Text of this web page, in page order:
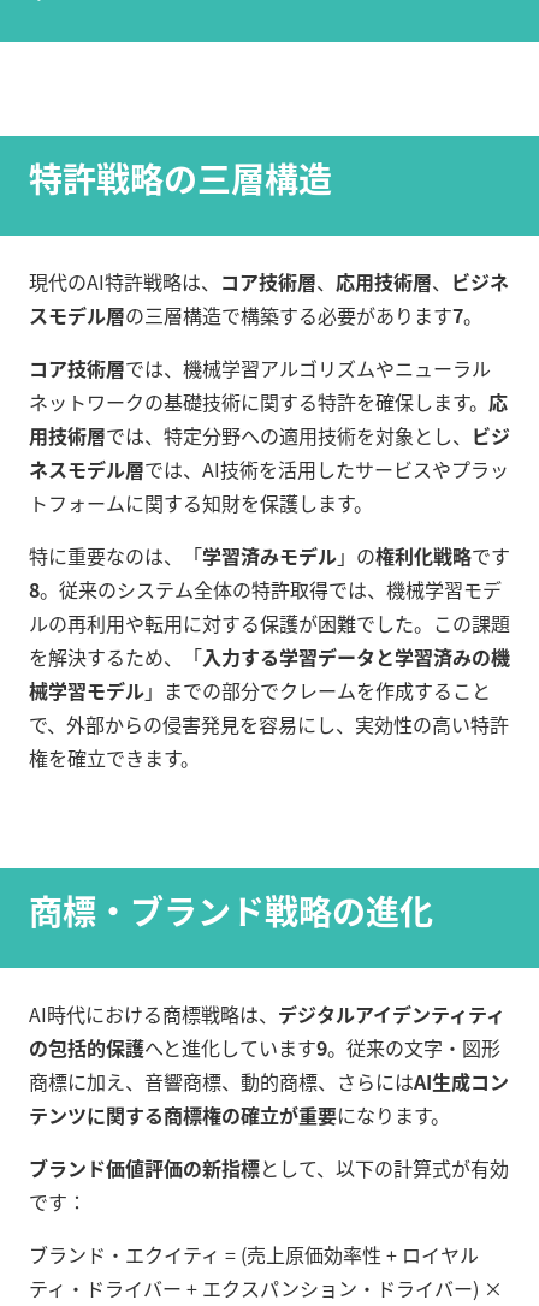
特許戦略の三層構造
現代のAI特許戦略は、 コア技術層、 応用技術層、 ビジネ
スモデル層の三層構造で構築する必要があります7。
コア技術層では、機械学習アルゴリズムやニューラル
ネットワークの基礎技術に関する特許を確保します。 応
用技術層では、特定分野への適用技術を対象とし、 ビジ
ネスモデル層では、AI技術を活用したサービスやプラッ
トフォームに関する知財を保護します。
特に重要なのは、「学習済みモデル」の権利化戦略です
8。従来のシステム全体の特許取得では、機械学習モデ
ルの再利用や転用に対する保護が困難でした。この課題
を解決するため、「入力する学習データと学習済みの機
械学習モデル」までの部分でクレームを作成すること
で、外部からの侵害発見を容易にし、実効性の高い特許
権を確立できます。
商標・ブランド戦略の進化
AI時代における商標戦略は、 デジタルアイデンティティ
の包括的保護へと進化しています9。従来の文字・図形
商標に加え、音響商標、動的商標、さらにはAI生成コン
テンツに関する商標権の確立が重要になります。
ブランド価値評価の新指標として、以下の計算式が有効
です：
ブランド・エクイティ = (売上原価効率性 + ロイヤル
ティ・ドライバー + エクスパンション・ドライバー) ×